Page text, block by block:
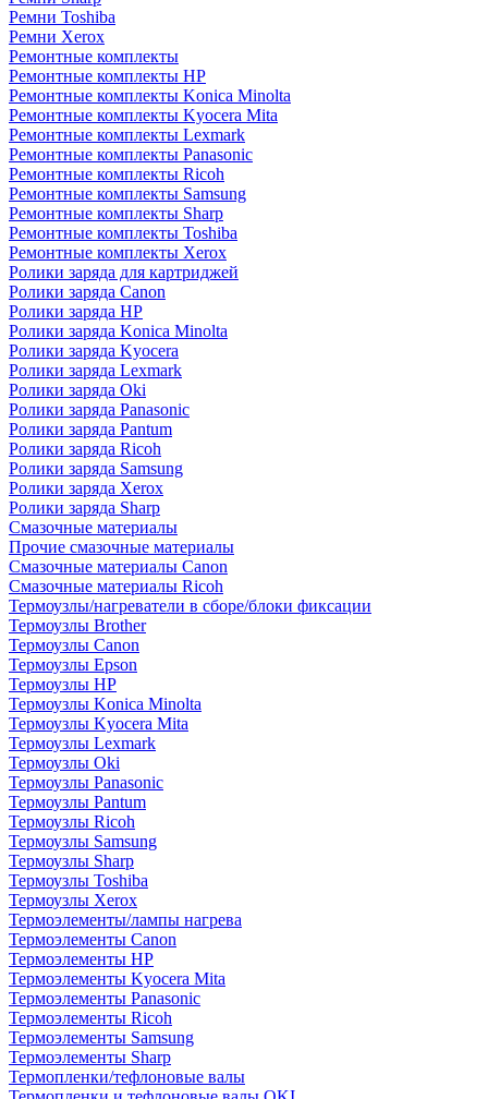
Ремни Toshiba
Ремни Xerox
Ремонтные комплекты
Ремонтные комплекты HP
Ремонтные комплекты Konica Minolta
Ремонтные комплекты Kyocera Mita
Ремонтные комплекты Lexmark
Ремонтные комплекты Panasonic
Ремонтные комплекты Ricoh
Ремонтные комплекты Samsung
Ремонтные комплекты Sharp
Ремонтные комплекты Toshiba
Ремонтные комплекты Xerox
Ролики заряда для картриджей
Ролики заряда Canon
Ролики заряда HP
Ролики заряда Konica Minolta
Ролики заряда Kyocera
Ролики заряда Lexmark
Ролики заряда Oki
Ролики заряда Panasonic
Ролики заряда Pantum
Ролики заряда Ricoh
Ролики заряда Samsung
Ролики заряда Xerox
Ролики заряда Sharp
Смазочные материалы
Прочие смазочные материалы
Смазочные материалы Canon
Смазочные материалы Ricoh
Термоузлы/нагреватели в сборе/блоки фиксации
Термоузлы Brother
Термоузлы Canon
Термоузлы Epson
Термоузлы HP
Термоузлы Konica Minolta
Термоузлы Kyocera Mita
Термоузлы Lexmark
Термоузлы Oki
Термоузлы Panasonic
Термоузлы Pantum
Термоузлы Ricoh
Термоузлы Samsung
Термоузлы Sharp
Термоузлы Toshiba
Термоузлы Xerox
Термоэлементы/лампы нагрева
Термоэлементы Canon
Термоэлементы HP
Термоэлементы Kyocera Mita
Термоэлементы Panasonic
Термоэлементы Ricoh
Термоэлементы Samsung
Термоэлементы Sharp
Термопленки/тефлоновые валы